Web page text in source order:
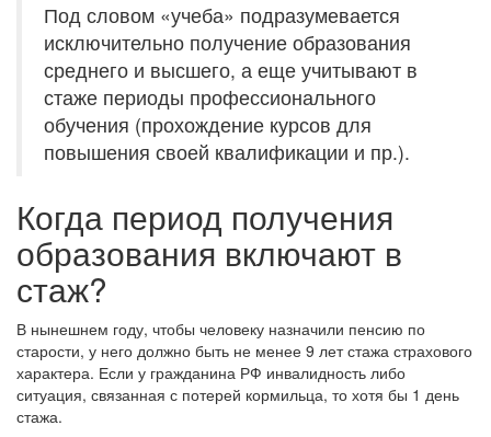
Под словом «учеба» подразумевается
исключительно получение образования
среднего и высшего, а еще учитывают в
стаже периоды профессионального
обучения (прохождение курсов для
повышения своей квалификации и пр.).
Когда период получения
образования включают в
стаж?
В нынешнем году, чтобы человеку назначили пенсию по
старости, у него должно быть не менее 9 лет стажа страхового
характера. Если у гражданина РФ инвалидность либо
ситуация, связанная с потерей кормильца, то хотя бы 1 день
стажа.